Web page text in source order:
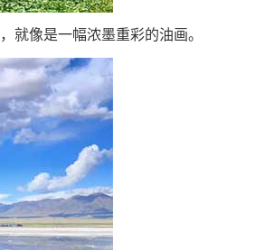
像是一幅浓墨重彩的油画。